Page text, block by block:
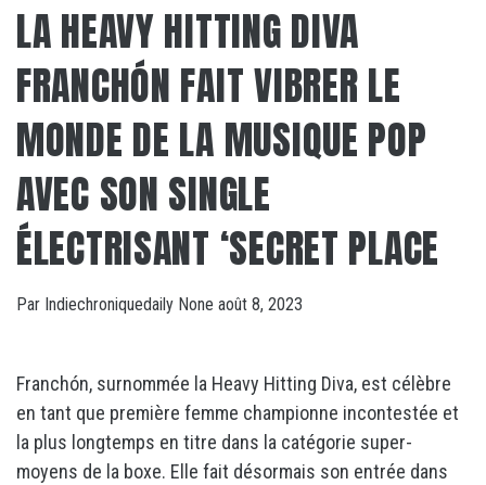
LA HEAVY HITTING DIVA
FRANCHÓN FAIT VIBRER LE
MONDE DE LA MUSIQUE POP
AVEC SON SINGLE
ÉLECTRISANT ‘SECRET PLACE
Par Indiechroniquedaily None août 8, 2023
Franchón, surnommée la Heavy Hitting Diva, est célèbre
en tant que première femme championne incontestée et
la plus longtemps en titre dans la catégorie super-
moyens de la boxe. Elle fait désormais son entrée dans